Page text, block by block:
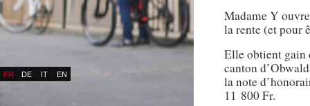
FR DE IT EN
Madame Y
la rente (et pour
Elle obtient gain
canton
la note
11 800 Fr.